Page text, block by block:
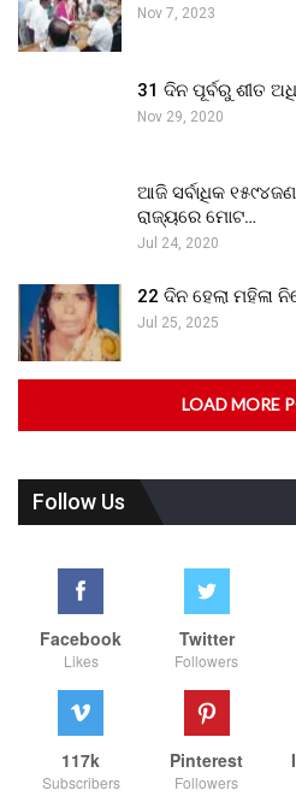
Nov 7, 2023
31 ଦିନ ପୂର୍ବରୁ ଶୀତ
Nov 29, 2020
ଆଜି ସର୍ବାଧିକ
ରାଜ୍ୟରେ ମୋଟ…
Jul 24, 2020
22 ଦିନ ହେଲା ମହିଳା
Jul 25, 2025
LOAD MORE
Follow Us
Facebook
Likes
Twitter
Followers
117k
Subscribers
Pinterest
Followers